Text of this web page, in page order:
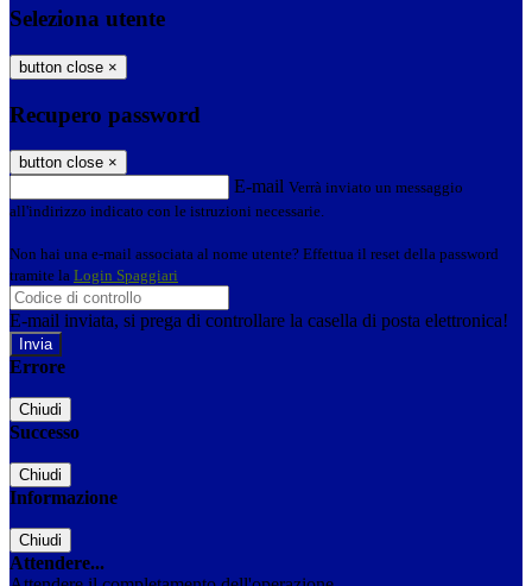
Seleziona utente
button close ×
Recupero password
button close ×
E-mail Verrà inviato un messaggio
all'indirizzo indicato con le istruzioni necessarie.
Non hai una e-mail associata al nome utente? Effettua il reset della password
tramite la Login Spaggiari
E-mail inviata, si prega di controllare la casella di posta elettronica!
Errore
Chiudi
Successo
Chiudi
Informazione
Chiudi
Attendere...